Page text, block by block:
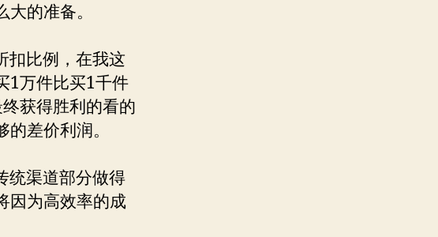
的准备。
扣比例，在我这
1万件比买1千件
获得胜利的看的
差价利润。
统渠道部分做得
因为高效率的成